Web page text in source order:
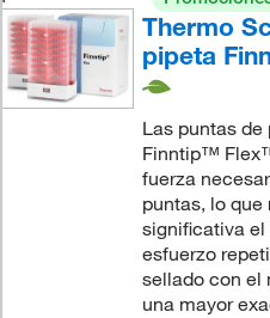
Thermo
pipeta
Las puntas
Finntip™
fuerza
puntas, lo
significativa el
esfuerzo
sellado con el
una mayor